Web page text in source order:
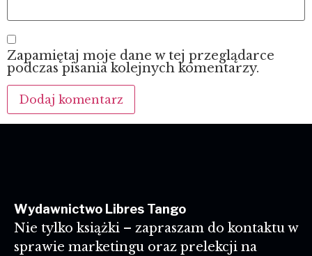
Zapamiętaj moje dane w tej przeglądarce
podczas pisania kolejnych komentarzy.
Wydawnictwo Libres Tango
Nie tylko książki – zapraszam do kontaktu w
sprawie marketingu oraz prelekcji na